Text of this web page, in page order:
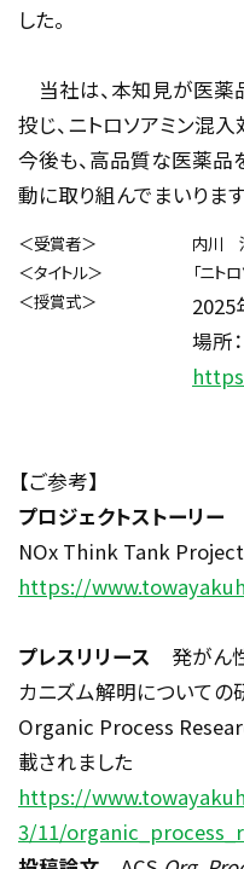
した。
当社は、本知見が医薬
投じ、ニトロソアミン混
今後も、高品質な医薬
動に取り組んでまいります
＜受賞者＞
内川
＜タイトル＞
「ニト
＜授賞式＞
2025
場所
【ご参考】
プロジェクトストーリー
NOx Think Tank Project
https://
プレスリリース 発がん
カニズム解明について
Organic Process
載されました
https://
3/11/